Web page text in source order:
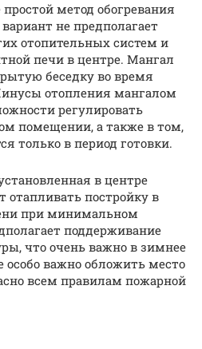
метод обогревания
не предполагает
отопительных систем и
печи в центре. Мангал
беседку во время
отопления мангалом
регулировать
помещении, а также в том,
только в период готовки.
в центре
отапливать постройку в
при минимальном
поддерживание
что очень важно в зимнее
важно обложить место
всем правилам пожарной